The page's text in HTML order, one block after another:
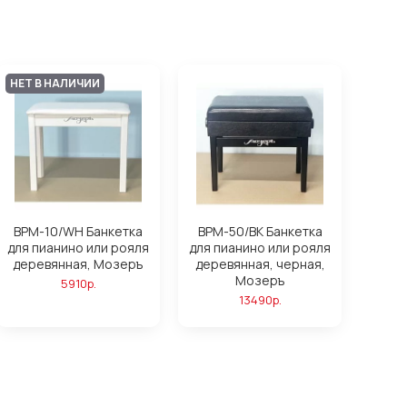
НЕТ В НАЛИЧИИ
BPM-10/WH Банкетка
для пианино или рояля
деревянная, Мозеръ
5910р.
BPM-50/BK Банкетка
для пианино или рояля
деревянная, черная,
Мозеръ
13490р.